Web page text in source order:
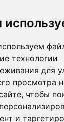
технологии
для
просмотра
чтобы
и
220117, г.
66 63
.